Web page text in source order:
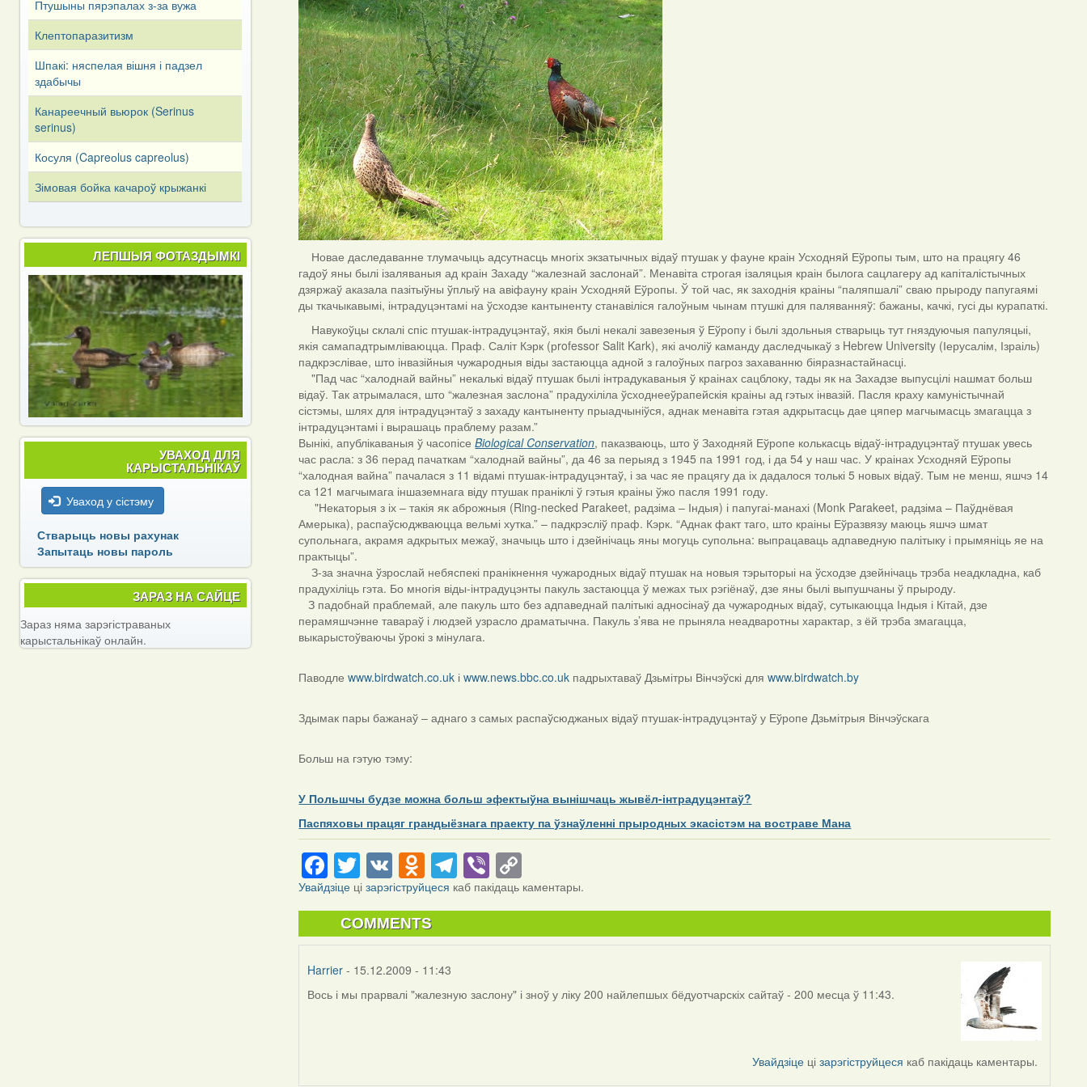
Новае даследаванне тлумачыць адсутнасць многіх экзатычных відаў птушак у фауне краін Усходняй Еўропы тым, што на працягу 46
гадоў яны былі ізаляваныя ад краін Захаду “жалезнай заслонай”. Менавіта строгая ізаляцыя краін былога сацлагеру ад капіталістычных
дзяржаў аказала пазітыўны ўплыў на авіфауну краін Усходняй Еўропы. Ў той час, як заходнія краіны “паляпшалі” сваю прыроду папугаямі
ды ткачыкавымі, інтрадуцэнтамі на ўсходзе кантыненту станавіліся галоўным чынам птушкі для паляванняў: бажаны, качкі, гусі ды курапаткі.
Навукоўцы склалі спіс птушак-інтрадуцэнтаў, якія былі некалі завезеныя ў Еўропу і былі здольныя стварыць тут гняздуючыя папуляцыі,
якія самападтрымліваюцца. Праф. Саліт Кэрк (рrofessor Salit Kark), які ачоліў каманду даследчыкаў з Hebrew University (Іерусалім, Ізраіль)
падкрэслівае, што інвазійныя чужародныя віды застаюцца адной з галоўных пагроз захаванню біяразнастайнасці.
"Пад час “халоднай вайны” некалькі відаў птушак былі інтрадукаваныя ў краінах сацблоку, тады як на Захадзе выпусцілі нашмат больш
відаў. Так атрымалася, што “жалезная заслона” прадухіліла ўсходнееўрапейскія краіны ад гэтых інвазій. Пасля краху камуністычнай
сістэмы, шлях для інтрадуцэнтаў з захаду кантыненту прыадчыніўся, аднак менавіта гэтая адкрытасць дае цяпер магчымасць змагацца з
інтрадуцэнтамі і вырашаць праблему разам.”
Вынікі, апублікаваныя ў часопісеBiological Conservation, паказваюць, што ў Заходняй Еўропе колькасць відаў-інтрадуцэнтаў птушак увесь
час расла: з 36 перад пачаткам “халоднай вайны”, да 46 за перыяд з 1945 па 1991 год, і да 54 у наш час. У краінах Усходняй Еўропы
“халодная вайна” пачалася з 11 відамі птушак-інтрадуцэнтаў, і за час яе працягу да іх дадалося толькі 5 новых відаў. Тым не менш, яшчэ 14
са 121 магчымага іншаземнага віду птушак праніклі ў гэтыя краіны ўжо пасля 1991 году.
"Некаторыя з іх – такія як аброжныя (Ring-necked Parakeet, радзіма – Індыя) і папугаі-манахі (Monk Parakeet, радзіма – Паўднёвая
Амерыка), распаўсюджваюцца вельмі хутка.” – падкрэсліў праф. Кэрк. “Аднак факт таго, што краіны Еўразвязу маюць яшчэ шмат
супольнага, акрамя адкрытых межаў, значыць што і дзейнічаць яны могуць супольна: выпрацаваць адпаведную палітыку і прымяніць яе на
практыцы”.
З-за значна ўзрослай небяспекі пранікнення чужародных відаў птушак на новыя тэрыторыі на ўсходзе дзейнічаць трэба неадкладна, каб
прадухіліць гэта. Бо многія віды-інтрадуцэнты пакуль застаюцца ў межах тых рэгіёнаў, дзе яны былі выпушчаны ў прыроду.
З падобнай праблемай, але пакуль што без адпаведнай палітыкі адносінаў да чужародных відаў, сутыкаюцца Індыя і Кітай, дзе
перамяшчэнне тавараў і людзей узрасло драматычна. Пакуль з’ява не прыняла неадваротны характар, з ёй трэба змагацца,
выкарыстоўваючы ўрокі з мінулага.
Паводлеwww.birdwatch.co.uk іwww.news.bbc.co.uk падрыхтаваў Дзьмітры Вінчэўскі дляwww.birdwatch.by
Здымак пары бажанаў – аднаго з самых распаўсюджаных відаў птушак-інтрадуцэнтаў у Еўропе Дзьмітрыя Вінчэўскага
Больш на гэтую тэму:
У Польшчы будзе можна больш эфектыўна вынішчаць жывёл-інтрадуцэнтаў?
Паспяховы працяг грандыёзнага праекту па ўзнаўленні прыродных экасістэм на востраве Мана
Facebook
Twitter
VKOdnoklassniki
Telegram
Viber
Link
Увайдзіце цізарэгіструйцеся каб пакідаць каментары.
COMMENTS
Harrier - 15.12.2009 - 11:43
Вось і мы прарвалі "жалезную заслону" і зноў у ліку 200 найлепшых бёдуотчарскіх сайтаў - 200 месца ў 11:43.
Увайдзіце цізарэгіструйцеся каб пакідаць каментары.
Птушыны пярэпалах з-за вужа
Клептопаразитизм
Шпакі: няспелая вішня і падзел
здабычы
Канареечный вьюрок (Serinus
serinus)
Косуля (Capreоlus capreоlus)
Зімовая бойка качароў крыжанкі
ЛЕПШЫЯ ФОТАЗДЫМКІ
УВАХОД ДЛЯ
КАРЫСТАЛЬНІКАЎ
Уваход у сістэму
Стварыць новы рахунак
Запытаць новы пароль
ЗАРАЗ НА САЙЦЕ
Зараз няма зарэгістраваных
карыстальнікаў онлайн.